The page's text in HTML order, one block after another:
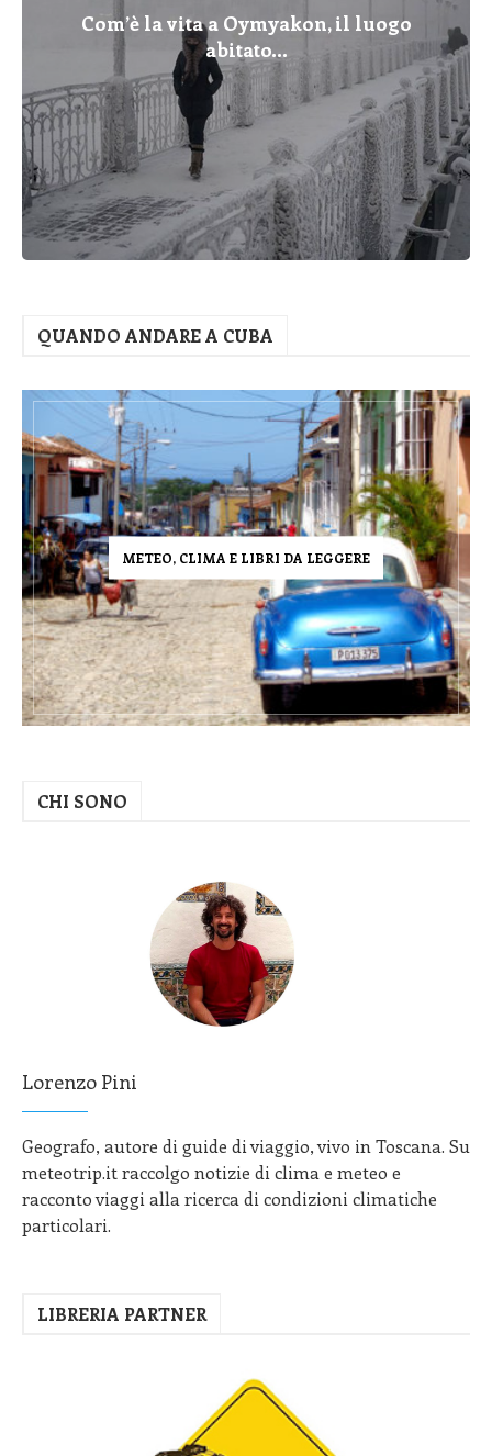
Com’è la vita a Oymyakon, il luogo
abitato...
QUANDO ANDARE A CUBA
METEO, CLIMA E LIBRI DA LEGGERE
CHI SONO
Lorenzo Pini
Geografo, autore di guide di viaggio, vivo in Toscana. Su
meteotrip.it raccolgo notizie di clima e meteo e
racconto viaggi alla ricerca di condizioni climatiche
particolari.
LIBRERIA PARTNER